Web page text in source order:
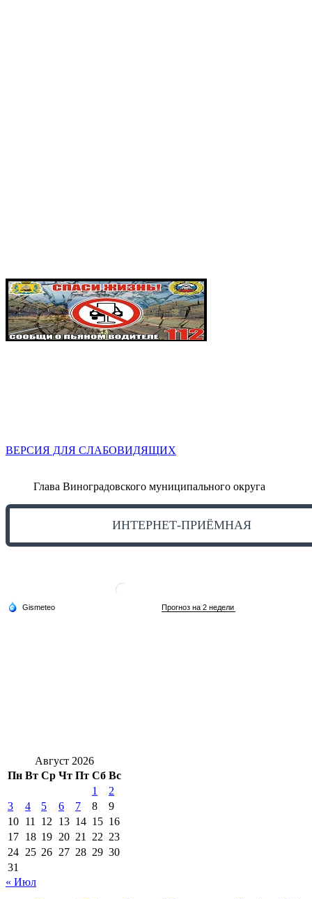
ВЕРСИЯ ДЛЯ СЛАБОВИДЯЩИХ
Глава Виноградовского муниципального округа
ИНТЕРНЕТ-ПРИЁМНАЯ
Август 2026
Пн Вт Ср Чт Пт Сб Вс
1
2
3
4 5 6 7 8
9
10 11 12 13 14 15 16
17 18 19 20 21 22 23
24 25 26 27 28 29 30
31
« Июл